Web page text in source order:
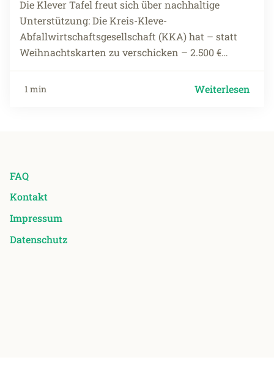
Die Klever Tafel freut sich über nachhaltige
Unterstützung: Die Kreis-Kleve-
Abfallwirtschaftsgesellschaft (KKA) hat – statt
Weihnachtskarten zu verschicken – 2.500 €…
1 min Weiterlesen
FAQ
Kontakt
Impressum
Datenschutz